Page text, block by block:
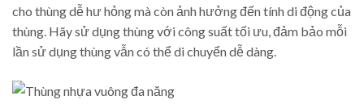
cho thùng dễ hư hỏng mà còn ảnh hưởng đến tính di động của
thùng. Hãy sử dụng thùng với công suất tối ưu, đảm bảo mỗi
lần sử dụng thùng vẫn có thể di chuyển dễ dàng.